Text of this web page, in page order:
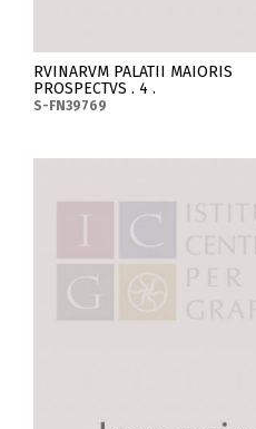
RVINARVM PALATII MAIORIS
PROSPECTVS . 4 .
S-FN39769